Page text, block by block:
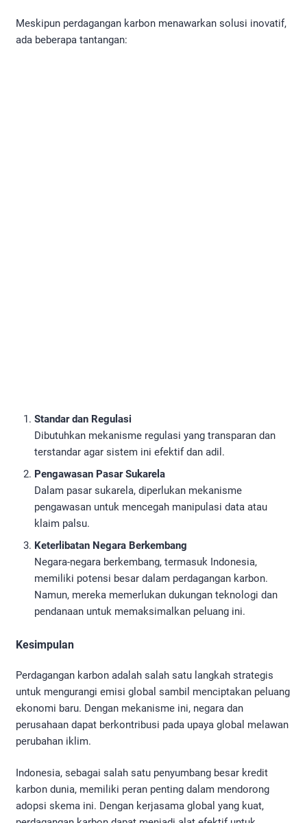
Meskipun perdagangan karbon menawarkan solusi inovatif,
ada beberapa tantangan:
Standar dan Regulasi
Dibutuhkan mekanisme regulasi yang transparan dan
terstandar agar sistem ini efektif dan adil.
Pengawasan Pasar Sukarela
Dalam pasar sukarela, diperlukan mekanisme
pengawasan untuk mencegah manipulasi data atau
klaim palsu.
Keterlibatan Negara Berkembang
Negara-negara berkembang, termasuk Indonesia,
memiliki potensi besar dalam perdagangan karbon.
Namun, mereka memerlukan dukungan teknologi dan
pendanaan untuk memaksimalkan peluang ini.
Kesimpulan
Perdagangan karbon adalah salah satu langkah strategis
untuk mengurangi emisi global sambil menciptakan peluang
ekonomi baru. Dengan mekanisme ini, negara dan
perusahaan dapat berkontribusi pada upaya global melawan
perubahan iklim.
Indonesia, sebagai salah satu penyumbang besar kredit
karbon dunia, memiliki peran penting dalam mendorong
adopsi skema ini. Dengan kerjasama global yang kuat,